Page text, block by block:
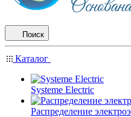
Поиск
Каталог
Systeme Electric
Распределение